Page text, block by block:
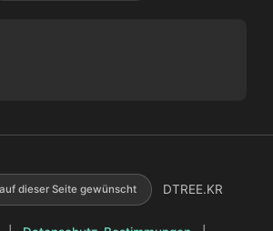
dieser Seite gewünscht DTREE.KR